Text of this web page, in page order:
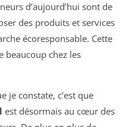
d’aujourd’hui sont de
des produits et services
écoresponsable. Cette
beaucoup chez les
je constate, c’est que
est désormais au cœur des